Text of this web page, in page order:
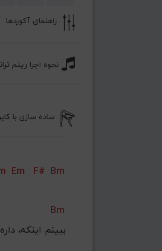
راهنمای آکوردها
نحوه اجرا ریتم
ساده سازی با
Em F# Bm
Bm
ببینم اینکه،